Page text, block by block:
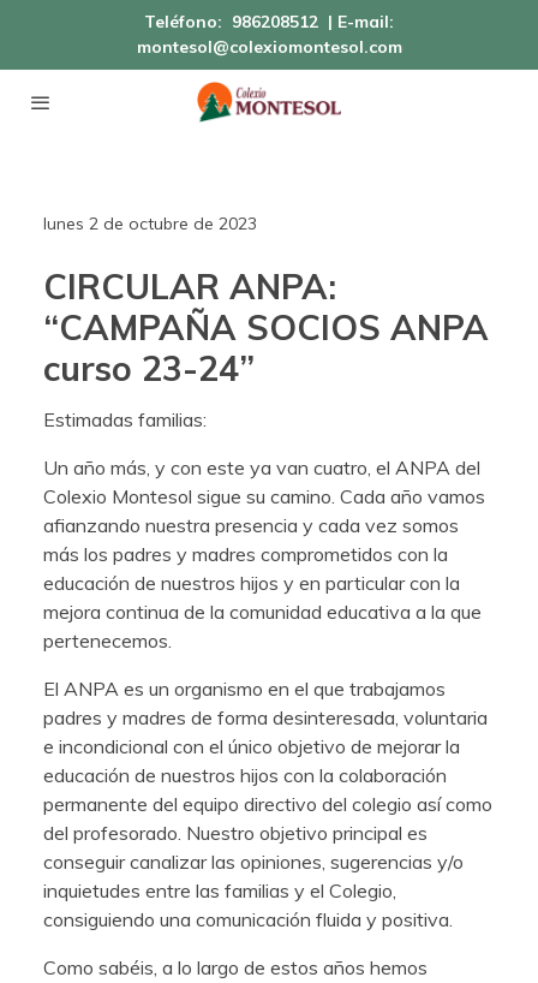
Teléfono: 986208512 | E-mail:
montesol@colexiomontesol.com
lunes 2 de octubre de 2023
CIRCULAR ANPA:
“CAMPAÑA SOCIOS ANPA
curso 23-24”
Estimadas familias:
Un año más, y con este ya van cuatro, el ANPA del
Colexio Montesol sigue su camino. Cada año vamos
afianzando nuestra presencia y cada vez somos
más los padres y madres comprometidos con la
educación de nuestros hijos y en particular con la
mejora continua de la comunidad educativa a la que
pertenecemos.
El ANPA es un organismo en el que trabajamos
padres y madres de forma desinteresada, voluntaria
e incondicional con el único objetivo de mejorar la
educación de nuestros hijos con la colaboración
permanente del equipo directivo del colegio así como
del profesorado. Nuestro objetivo principal es
conseguir canalizar las opiniones, sugerencias y/o
inquietudes entre las familias y el Colegio,
consiguiendo una comunicación fluida y positiva.
Como sabéis, a lo largo de estos años hemos